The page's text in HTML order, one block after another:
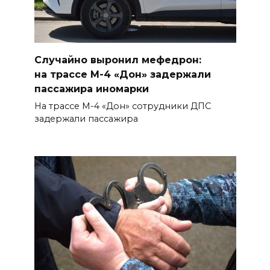
Осторожно! Падение
кирпичей
Выставка «По городам и
весям»
06 августа 2026 18:29
06 августа 2026 18:27
Андрей Фатеев: Театр Чехова
в Таганроге откроет 200-й
сезон в обновленном здании
в сентябре 2027 года
Случайно выронил мефедрон:
на трассе М-4 «Дон» задержали
пассажира иномарки
На трассе М-4 «Дон» сотрудники ДПС
задержали пассажира